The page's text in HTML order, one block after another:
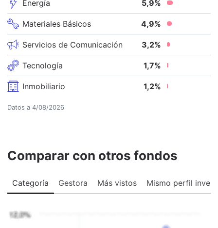
Energía 5,9%
Materiales Básicos 4,9%
Servicios de Comunicación 3,2%
Tecnología 1,7%
Inmobiliario 1,2%
Datos a 4/08/2026
Comparar con otros fondos
Categoría Gestora Más vistos Mismo perfil